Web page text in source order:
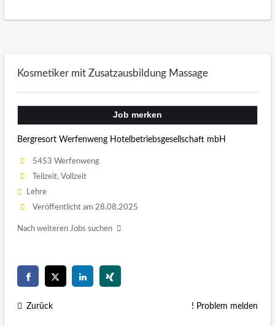
Kosmetiker mit Zusatzausbildung Massage
Job merken
Bergresort Werfenweng Hotelbetriebsgesellschaft mbH
5453 Werfenweng
Teilzeit, Vollzeit
Lehre
Veröffentlicht am 28.08.2025
Nach weiteren Jobs suchen
Zurück ! Problem melden